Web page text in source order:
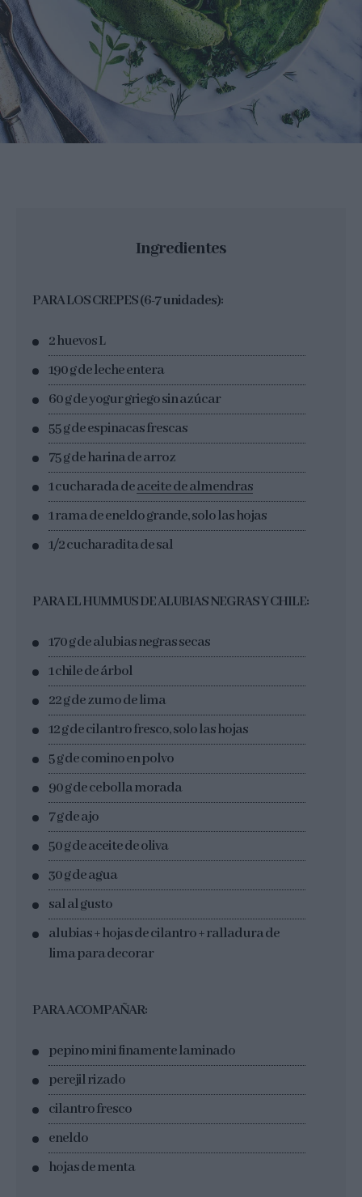
Ingredientes
PARA LOS CREPES (6-7 unidades):
2 huevos L
190 g de leche entera
60 g de yogur griego sin azúcar
55 g de espinacas frescas
75 g de harina de arroz
1 cucharada deaceite de almendras
1 rama de eneldo grande, solo las hojas
1/2 cucharadita de sal
PARA EL HUMMUS DE ALUBIAS NEGRAS Y CHILE:
170 g de alubias negras secas
1 chile de árbol
22 g de zumo de lima
12 g de cilantro fresco, solo las hojas
5 g de comino en polvo
90 g de cebolla morada
7 g de ajo
50 g de aceite de oliva
30 g de agua
sal al gusto
alubias + hojas de cilantro + ralladura de
lima para decorar
PARA ACOMPAÑAR:
pepino mini finamente laminado
perejil rizado
cilantro fresco
eneldo
hojas de menta